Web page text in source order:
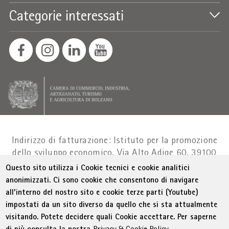
Categorie interessati
Indirizzo di fatturazione: Istituto per la promozione
dello sviluppo economico, Via Alto Adige 60, 39100
BolzanoPart. IVA 01716880214|administration-
as@bz.legalmail.camcom.it
Menu Footer
© WIFI Colophon Privacy
Condizioni generali
Dichiarazione sull'accessibilità
Sitemap
Questo sito utilizza i Cookie tecnici e cookie analitici
anonimizzati. Ci sono cookie che consentono di navigare
all’interno del nostro sito e cookie terze parti (Youtube)
impostati da un sito diverso da quello che si sta attualmente
visitando. Potete decidere quali Cookie accettare. Per saperne